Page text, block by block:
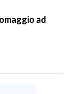
ad